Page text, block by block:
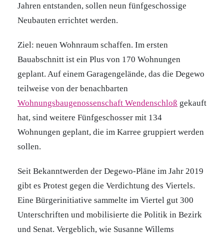
Jahren entstanden, sollen neun fünfgeschossige
Neubauten errichtet werden.
Ziel: neuen Wohnraum schaffen. Im ersten
Bauabschnitt ist ein Plus von 170 Wohnungen
geplant. Auf einem Garagengelände, das die Degewo
teilweise von der benachbarten
Wohnungsbaugenossenschaft Wendenschloß gekauft
hat, sind weitere Fünfgeschosser mit 134
Wohnungen geplant, die im Karree gruppiert werden
sollen.
Seit Bekanntwerden der Degewo-Pläne im Jahr 2019
gibt es Protest gegen die Verdichtung des Viertels.
Eine Bürgerinitiative sammelte im Viertel gut 300
Unterschriften und mobilisierte die Politik in Bezirk
und Senat. Vergeblich, wie Susanne Willems